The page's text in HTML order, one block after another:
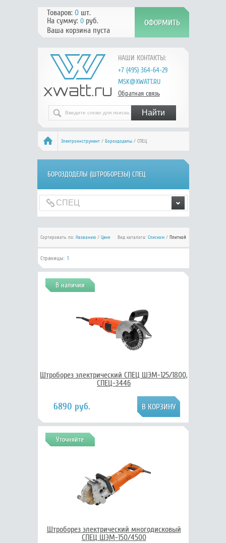
НАШИ КОНТАКТЫ:
+7 (495) 364-64-29
MSK@XWATT.RU
Обратная связь
Товаров: 0шт.
На сумму: 0руб.
Ваша корзина пуста
Электроинструмент/ Бороздоделы/ СПЕЦ
БОРОЗДОДЕЛЫ (ШТРОБОРЕЗЫ) СПЕЦ
Сортировать по: Названию/ Цене Вид каталога: Списком/ Плиткой
Страницы: 1
В наличии
Штроборез электрический СПЕЦ ШЭМ-125/1800,
СПЕЦ-3446
6890 руб.
Уточняйте
Штроборез электрический многодисковый
СПЕЦ ШЭМ-150/4500